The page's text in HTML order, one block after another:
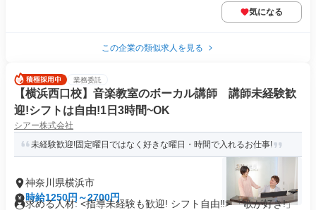
気になる
この企業の類似求人を見る
業務委託
【横浜西口校】音楽教室のボーカル講師 講師未経験歓
迎!シフトは自由!1日3時間~OK
シアー株式会社
未経験歓迎!固定曜日ではなく好きな曜日・時間で入れるお仕事!
神奈川県横浜市
時給1250円～2700円
求める人材: <指導未経験も歓迎! シフト自由‼> 「歌が好き!」